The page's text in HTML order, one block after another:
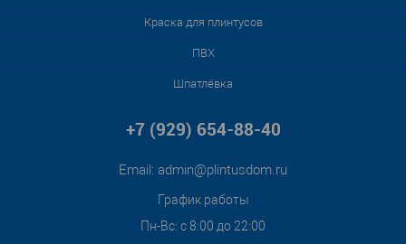
Краска для плинтусов
ПВХ
Шпатлёвка
+7 (929) 654-88-40
Email: admin@plintusdom.ru
График работы
Пн-Вс: с 8:00 до 22:00